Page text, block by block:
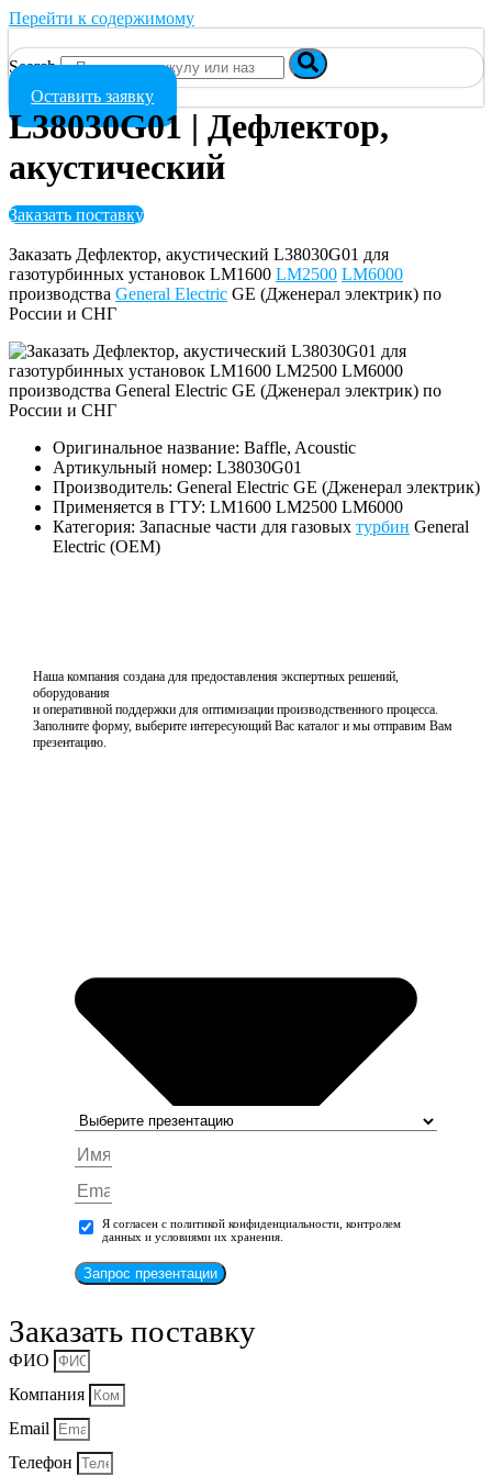
Перейти к содержимому
Search
Оставить заявку
L38030G01 | Дефлектор,
акустический
Заказать поставку
Заказать Дефлектор, акустический L38030G01 для
газотурбинных установок LM1600 LM2500 LM6000
производства General Electric GE (Дженерал электрик) по
России и СНГ
Оригинальное название: Baffle, Acoustic
Артикульный номер: L38030G01
Производитель: General Electric GE (Дженерал электрик)
Применяется в ГТУ: LM1600 LM2500 LM6000
Категория: Запасные части для газовых турбин General
Electric (OEM)
Наша компания создана для предоставления экспертных решений,
оборудования
и оперативной поддержки для оптимизации производственного процесса.
Заполните форму, выберите интересующий Вас каталог и мы отправим Вам
презентацию.
Я согласен с политикой конфиденциальности, контролем
данных и условиями их хранения.
Запрос презентации
Заказать поставку
ФИО
Компания
Email
Телефон